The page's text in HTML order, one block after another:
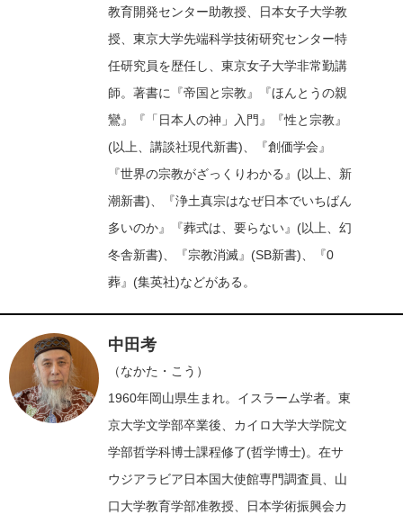
教育開発センター助教授、日本女子大学教
授、東京大学先端科学技術研究センター特
任研究員を歴任し、東京女子大学非常勤講
師。著書に『帝国と宗教』『ほんとうの親
鸞』『「日本人の神」入門』『性と宗教』
(以上、講談社現代新書)、『創価学会』
『世界の宗教がざっくりわかる』(以上、新
潮新書)、『浄土真宗はなぜ日本でいちばん
多いのか』『葬式は、要らない』(以上、幻
冬舎新書)、『宗教消滅』(SB新書)、『0
葬』(集英社)などがある。
中田考
（なかた・こう）
1960年岡山県生まれ。イスラーム学者。東
京大学文学部卒業後、カイロ大学大学院文
学部哲学科博士課程修了(哲学博士)。在サ
ウジアラビア日本国大使館専門調査員、山
口大学教育学部准教授、日本学術振興会カ